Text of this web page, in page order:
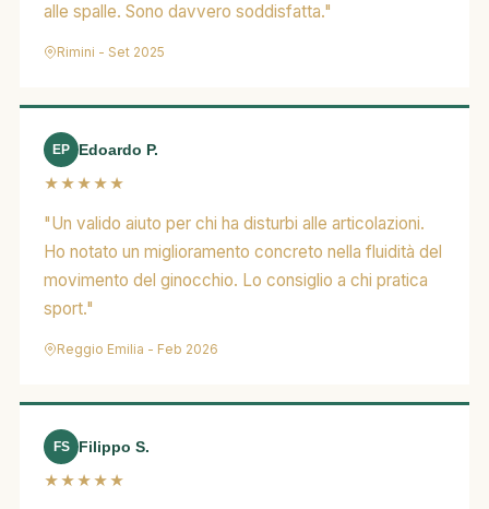
alle spalle. Sono davvero soddisfatta."
Rimini - Set 2025
EP
Edoardo P.
★★★★★
"Un valido aiuto per chi ha disturbi alle articolazioni.
Ho notato un miglioramento concreto nella fluidità del
movimento del ginocchio. Lo consiglio a chi pratica
sport."
Reggio Emilia - Feb 2026
FS
Filippo S.
★★★★★